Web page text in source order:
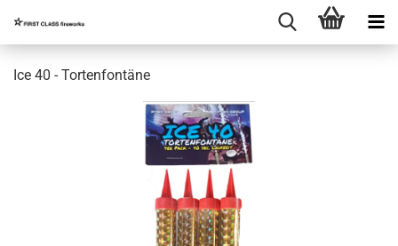
Ice 40 - Tortenfontäne